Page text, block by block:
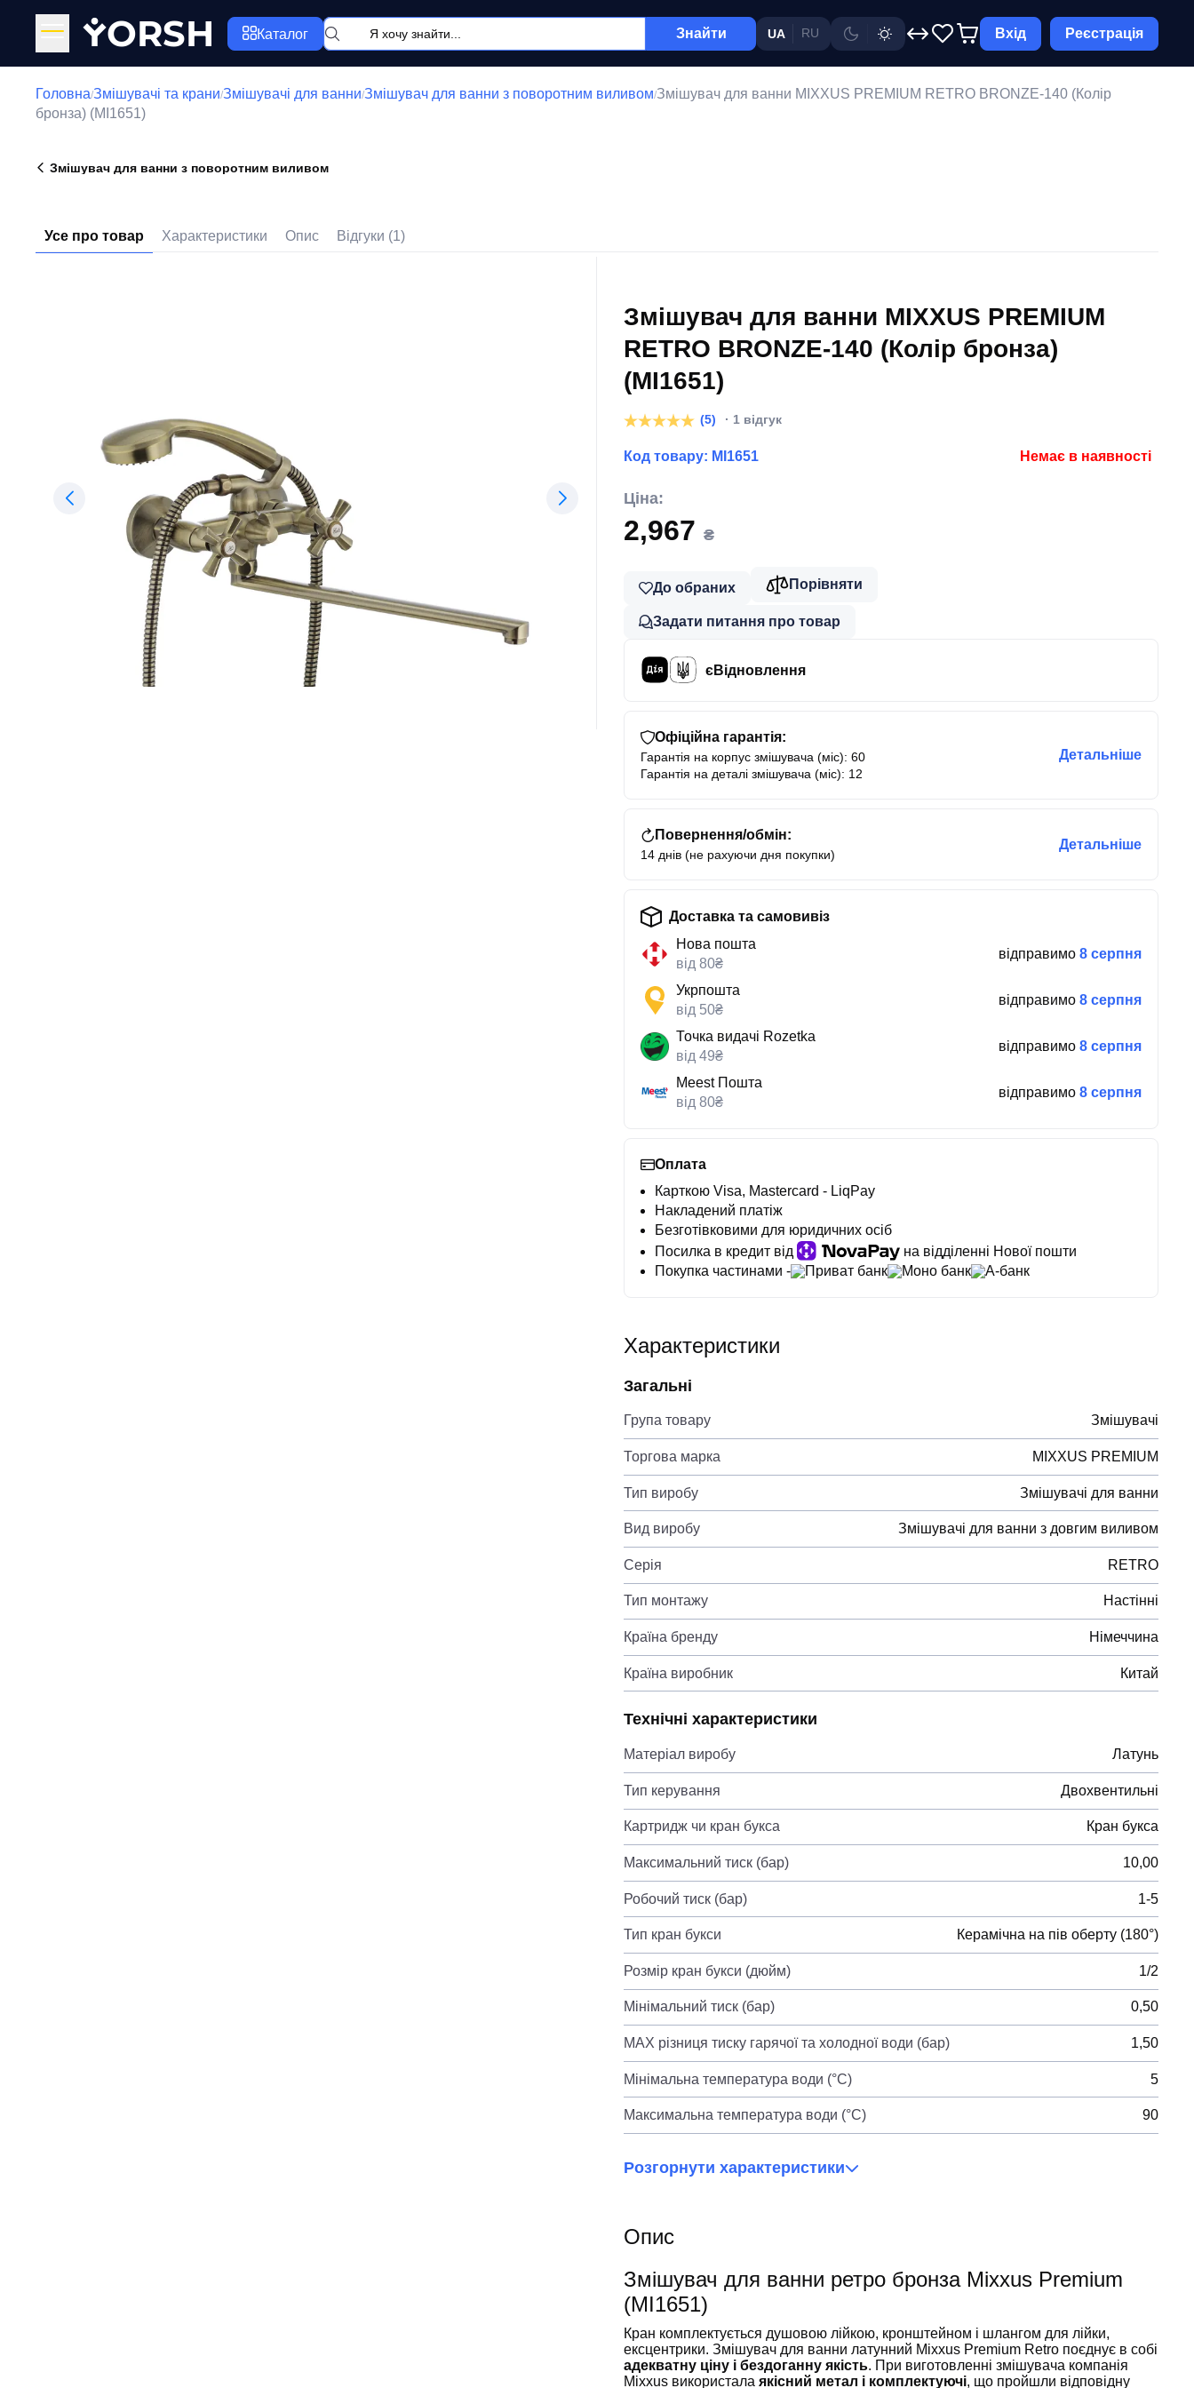
YORSH Каталог Знайти UA RU Вхід Реєстрація
Головна/Змішувачі та крани/Змішувачі для ванни/Змішувач для ванни з поворотним виливом/Змішувач для ванни MIXXUS PREMIUM RETRO BRONZE-140 (Колір
бронза) (MI1651)
Змішувач для ванни з поворотним виливом
Усе про товар Характеристики Опис Відгуки (1)
Змішувач для ванни MIXXUS PREMIUM
RETRO BRONZE-140 (Колір бронза)
(MI1651)
(5) · 1 відгук
Код товару: MI1651 Немає в наявності
Ціна:
2,967 ₴
До обраних Порівняти
Задати питання про товар
єВідновлення
Офіційна гарантія:
Гарантія на корпус змішувача (міс): 60
Гарантія на деталі змішувача (міс): 12
Детальніше
Повернення/обмін:
14 днів (не рахуючи дня покупки)
Детальніше
Доставка та самовивіз
Нова пошта
від 80₴
відправимо 8 серпня
Укрпошта
від 50₴
відправимо 8 серпня
Точка видачі Rozetka
від 49₴
відправимо 8 серпня
Meest Пошта
від 80₴
відправимо 8 серпня
Оплата
Карткою Visa, Mastercard - LiqPay
Накладений платіж
Безготівковими для юридичних осіб
Посилка в кредит від
на відділенні Нової пошти
Покупка частинами -
Приват банк Моно банк А-банк
Характеристики
Загальні
Група товару Змішувачі
Торгова марка MIXXUS PREMIUM
Тип виробу Змішувачі для ванни
Вид виробу Змішувачі для ванни з довгим виливом
Серія RETRO
Тип монтажу Настінні
Країна бренду Німеччина
Країна виробник Китай
Технічні характеристики
Матеріал виробу Латунь
Тип керування Двохвентильні
Картридж чи кран букса Кран букса
Максимальний тиск (бар) 10,00
Робочий тиск (бар) 1-5
Тип кран букси Керамічна на пів оберту (180°)
Розмір кран букси (дюйм) 1/2
Мінімальний тиск (бар) 0,50
MAX різниця тиску гарячої та холодної води (бар) 1,50
Мінімальна температура води (°C) 5
Максимальна температура води (°C) 90
Розгорнути характеристики
Опис
Змішувач для ванни ретро бронза Mixxus Premium
(MI1651)
Кран комплектується душовою лійкою, кронштейном і шлангом для лійки,
ексцентрики. Змішувач для ванни латунний Mixxus Premium Retro поєднує в собі
адекватну ціну і бездоганну якість. При виготовленні змішувача компанія
Mixxus використала якісний метал і комплектуючі, що пройшли відповідну